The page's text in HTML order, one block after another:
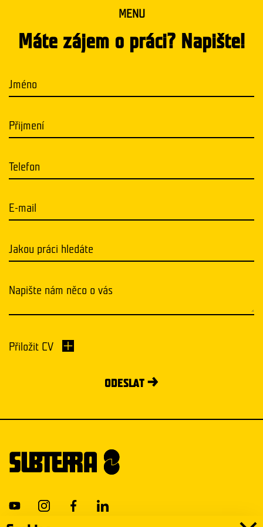
MENU
Máte zájem o práci? Napište!
Přiložit CV
ODESLAT